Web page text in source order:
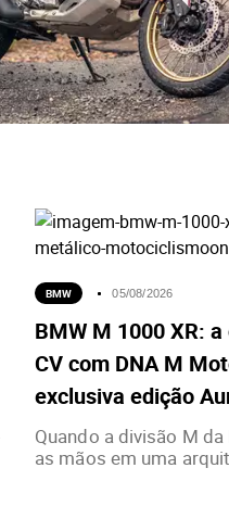
BMW 05/08/2026
BMW M 1000 XR:
CV com DNA M
exclusiva edição
Quando a divisão M
as mãos em uma